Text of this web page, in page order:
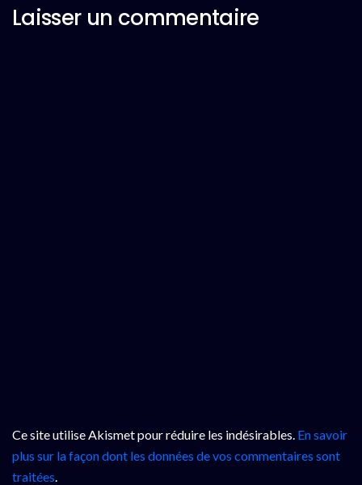
Laisser un commentaire
Ce site utilise Akismet pour réduire les indésirables. En savoir
plus sur la façon dont les données de vos commentaires sont
traitées.